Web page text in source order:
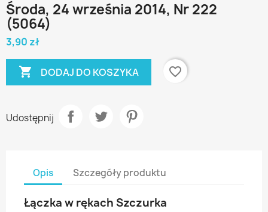
Środa, 24 września 2014, Nr 222
(5064)
3,90 zł
 DODAJ DO KOSZYKA favorite_border
Udostępnij
Opis Szczegóły produktu
Łączka w rękach Szczurka